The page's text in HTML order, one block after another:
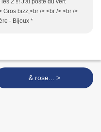
2 !!! J'ai posté du vert
bizz,<br /> <br /> <br />
- Bijoux *
& rose... >